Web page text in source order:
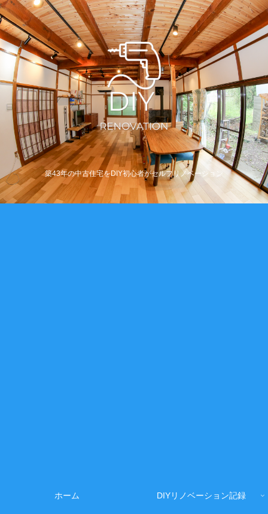
築43年の中古住宅をDIY初心者がセルフリノベーション
ホーム DIYリノベーション記録